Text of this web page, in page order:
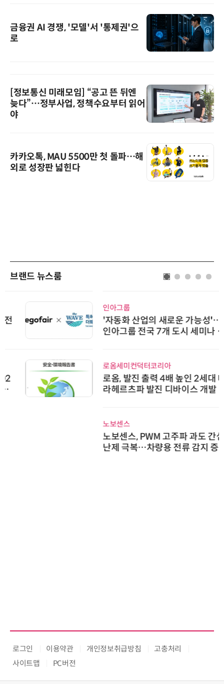
금융권 AI 경쟁, '모델'서 '통제권'으
로
[정보통신 미래모임] “공고 뜬 뒤엔
늦다”…정부사업, 정책수요부터 읽어
야
카카오톡, MAU 5500만 첫 돌파…해
외로 성장판 넓힌다
브랜드 뉴스룸
'자동화 산업의 새로운 가능성'…
인아그룹 전국 7개 도시 세미나 페
어 개최
로옴세미컨덕터코리아
로옴, 발진 출력 4배 높인 2세대 테
라헤르츠파 발진 디바이스 개발
노보센스, PWM 고주파 과도 간섭
난제 극복…차량용 전류 감지 증폭
로그인 이용약관 개인정보취급방침
고충처리
사이트맵
PC버전